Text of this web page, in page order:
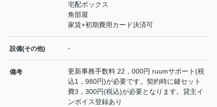
宅配ボックス
角部屋
家賃+初期費用カード決済可
設備(その他) -
備考
更新事務手数料 22，000円 ruumサポート(税
込1，980円)が必要です。契約時に鍵セット
費3，300円(税込)が必要となります。貸主イ
ンボイス登録あり